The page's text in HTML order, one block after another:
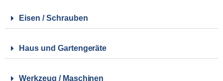
Eisen / Schrauben
Haus und Gartengeräte
Werkzeug / Maschinen